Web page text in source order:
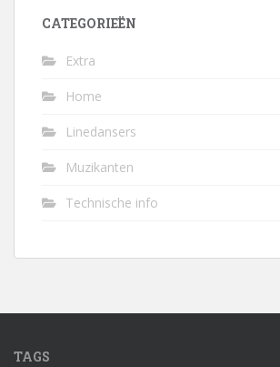
CATEGORIEËN
Extra
Home
Linedansers
Muzikanten
Technische info
TAGS